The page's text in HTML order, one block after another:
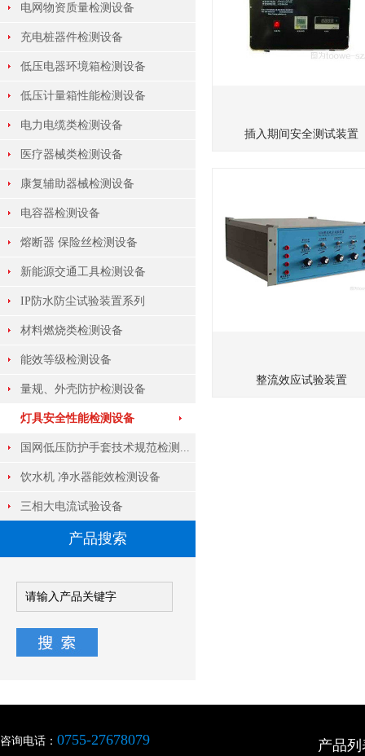
电网物资质量检测设备
充电桩器件检测设备
低压电器环境箱检测设备
低压计量箱性能检测设备
电力电缆类检测设备
医疗器械类检测设备
康复辅助器械检测设备
电容器检测设备
熔断器 保险丝检测设备
新能源交通工具检测设备
IP防水防尘试验装置系列
材料燃烧类检测设备
能效等级检测设备
量规、外壳防护检测设备
灯具安全性能检测设备
国网低压防护手套技术规范检测...
饮水机 净水器能效检测设备
三相大电流试验设备
产品搜索
插入期间安全测试装置
整流效应试验装置
咨询电话： 0755-27678079 产品列